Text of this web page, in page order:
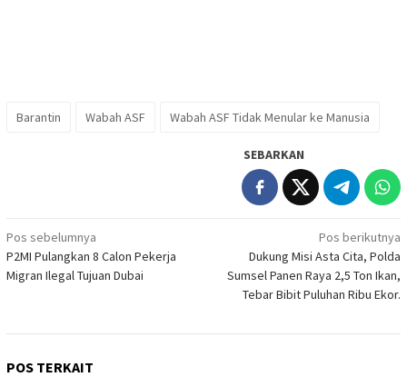
Barantin Wabah ASF Wabah ASF Tidak Menular ke Manusia
SEBARKAN
Navigasi
pos
Pos sebelumnya
P2MI Pulangkan 8 Calon Pekerja
Migran Ilegal Tujuan Dubai
Pos berikutnya
Dukung Misi Asta Cita, Polda
Sumsel Panen Raya 2,5 Ton Ikan,
Tebar Bibit Puluhan Ribu Ekor.
POS TERKAIT